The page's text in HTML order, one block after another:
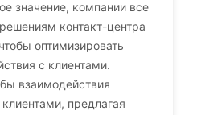
значение, компании все
контакт-центра
оптимизировать
с клиентами.
взаимодействия
предлагая